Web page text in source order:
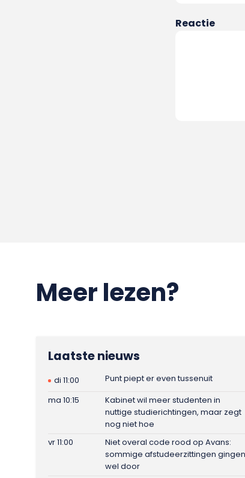
Reactie
Meer lezen?
Laatste nieuws
di 11:00
Punt piept er even tussenuit
ma 10:15
Kabinet wil meer studenten in
nuttige studierichtingen, maar zegt
nog niet hoe
vr 11:00
Niet overal code rood op Avans:
sommige afstudeerzittingen gingen
wel door